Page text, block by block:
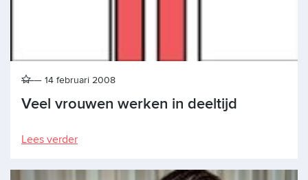
Veel vrouwen werken in deeltijd
14 februari 2008
Lees verder